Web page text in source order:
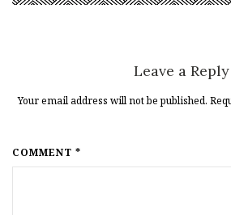
Leave a Reply
Your email address will not be published.
COMMENT *